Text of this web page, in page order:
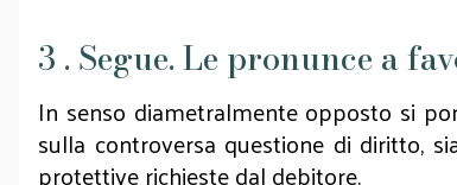
3 . Segue. Le pronunce a
In senso diametralmente opposto si
sulla controversa questione di diritto,
protettive richieste dal debitore.